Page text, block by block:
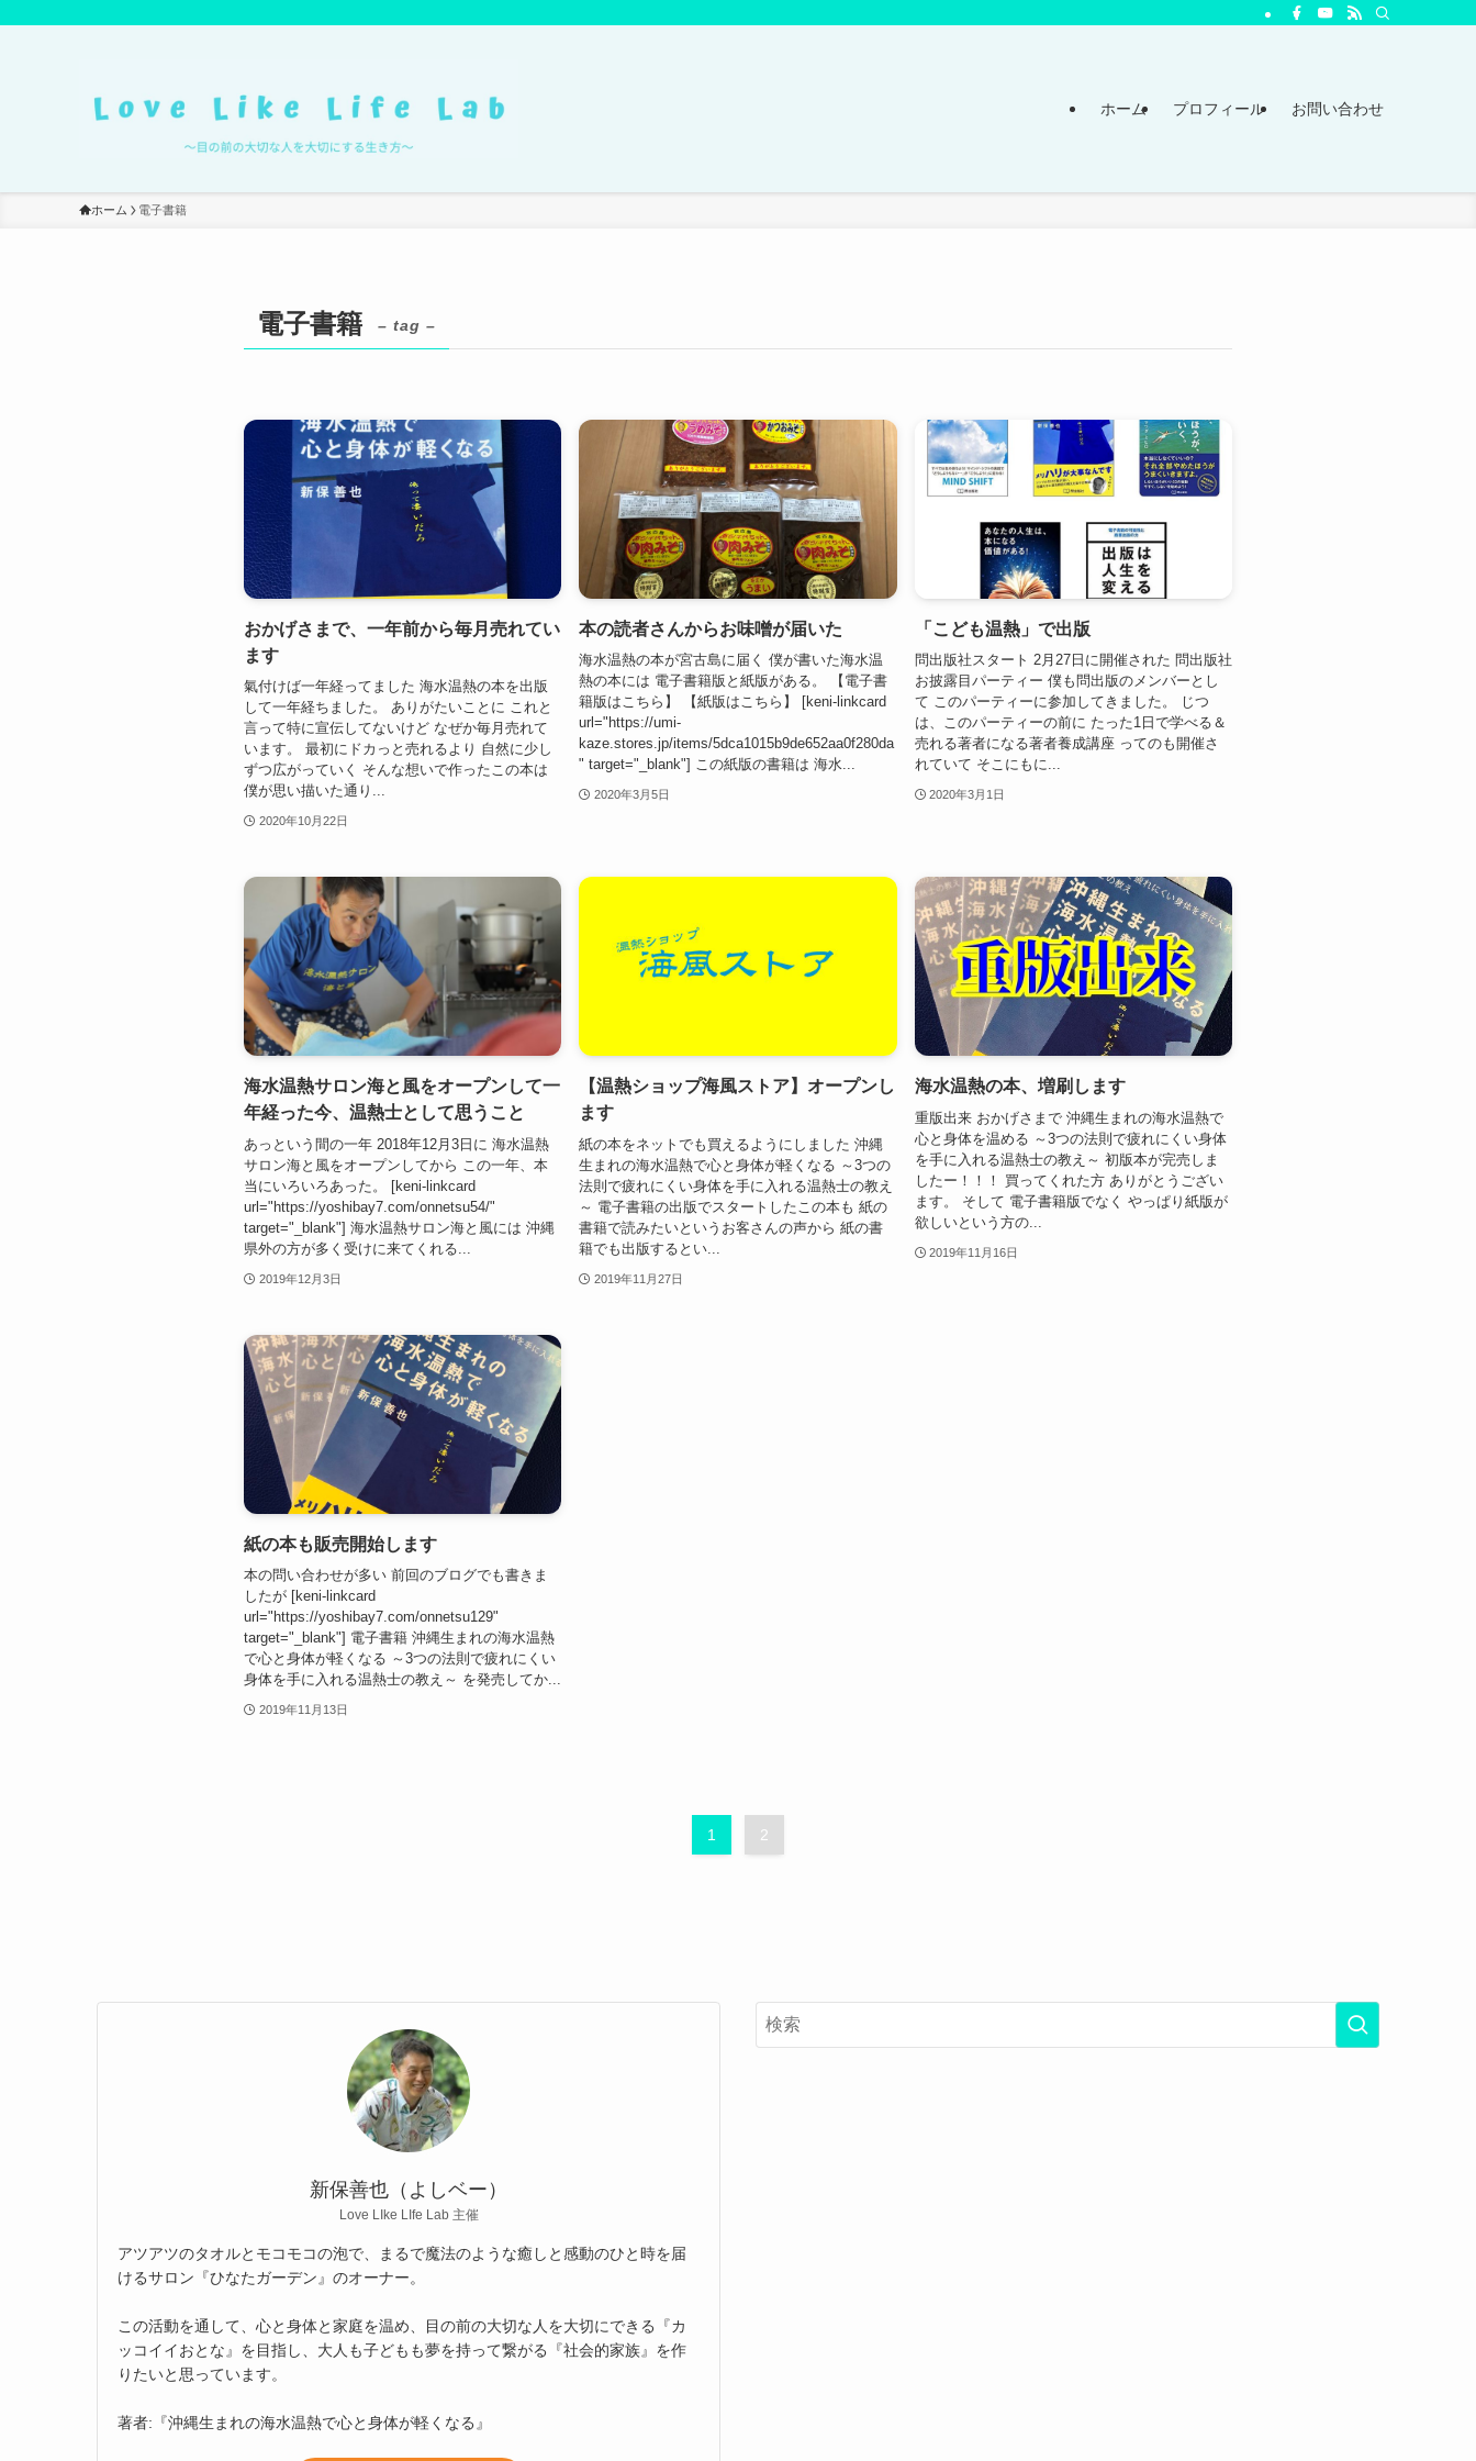
ホーム プロフィール お問い合わせ
ホーム 電子書籍
電子書籍 – tag –
おかげさまで、一年前から毎月売れてい
ます
氣付けば一年経ってました 海水温熱の本を出版
して一年経ちました。 ありがたいことに これと
言って特に宣伝してないけど なぜか毎月売れて
います。 最初にドカっと売れるより 自然に少し
ずつ広がっていく そんな想いで作ったこの本は
僕が思い描いた通り...
2020年10月22日
本の読者さんからお味噌が届いた
海水温熱の本が宮古島に届く 僕が書いた海水温
熱の本には 電子書籍版と紙版がある。 【電子書
籍版はこちら】 【紙版はこちら】 [keni-linkcard
url="https://umi-
kaze.stores.jp/items/5dca1015b9de652aa0f280da
" target="_blank"] この紙版の書籍は 海水...
2020年3月5日
「こども温熱」で出版
問出版社スタート 2月27日に開催された 問出版社
お披露目パーティー 僕も問出版のメンバーとし
て このパーティーに参加してきました。 じつ
は、このパーティーの前に たった1日で学べる＆
売れる著者になる著者養成講座 ってのも開催さ
れていて そこにもに...
2020年3月1日
海水温熱サロン海と風をオープンして一
年経った今、温熱士として思うこと
あっという間の一年 2018年12月3日に 海水温熱
サロン海と風をオープンしてから この一年、本
当にいろいろあった。 [keni-linkcard
url="https://yoshibay7.com/onnetsu54/"
target="_blank"] 海水温熱サロン海と風には 沖縄
県外の方が多く受けに来てくれる...
2019年12月3日
【温熱ショップ海風ストア】オープンし
ます
紙の本をネットでも買えるようにしました 沖縄
生まれの海水温熱で心と身体が軽くなる ～3つの
法則で疲れにくい身体を手に入れる温熱士の教え
～ 電子書籍の出版でスタートしたこの本も 紙の
書籍で読みたいというお客さんの声から 紙の書
籍でも出版するとい...
2019年11月27日
海水温熱の本、増刷します
重版出来 おかげさまで 沖縄生まれの海水温熱で
心と身体を温める ～3つの法則で疲れにくい身体
を手に入れる温熱士の教え～ 初版本が完売しま
したー！！！ 買ってくれた方 ありがとうござい
ます。 そして 電子書籍版でなく やっぱり紙版が
欲しいという方の...
2019年11月16日
紙の本も販売開始します
本の問い合わせが多い 前回のブログでも書きま
したが [keni-linkcard
url="https://yoshibay7.com/onnetsu129"
target="_blank"] 電子書籍 沖縄生まれの海水温熱
で心と身体が軽くなる ～3つの法則で疲れにくい
身体を手に入れる温熱士の教え～ を発売してか...
2019年11月13日
1 2
新保善也（よしベー）
Love LIke LIfe Lab 主催
アツアツのタオルとモコモコの泡で、まるで魔法のような癒しと感動のひと時を届
けるサロン『ひなたガーデン』のオーナー。
この活動を通して、心と身体と家庭を温め、目の前の大切な人を大切にできる『カ
ッコイイおとな』を目指し、大人も子どもも夢を持って繋がる『社会的家族』を作
りたいと思っています。
著者:『沖縄生まれの海水温熱で心と身体が軽くなる』